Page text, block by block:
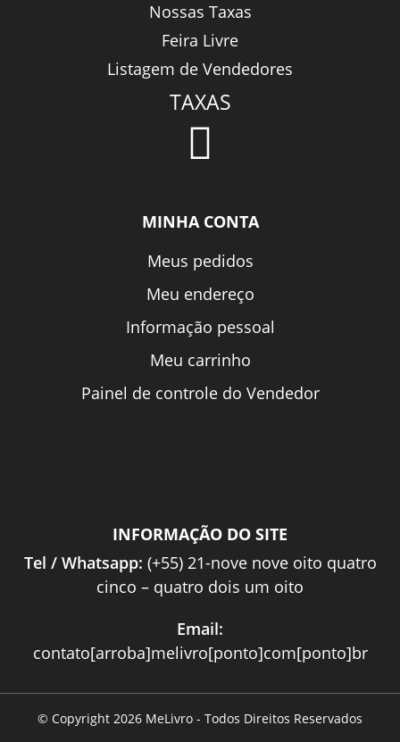
Nossas Taxas
Feira Livre
Listagem de Vendedores
TAXAS
MINHA CONTA
Meus pedidos
Meu endereço
Informação pessoal
Meu carrinho
Painel de controle do Vendedor
INFORMAÇÃO DO SITE
Tel / Whatsapp: (+55) 21-nove nove oito quatro
cinco – quatro dois um oito
Email:
contato[arroba]melivro[ponto]com[ponto]br
© Copyright 2026 MeLivro - Todos Direitos Reservados